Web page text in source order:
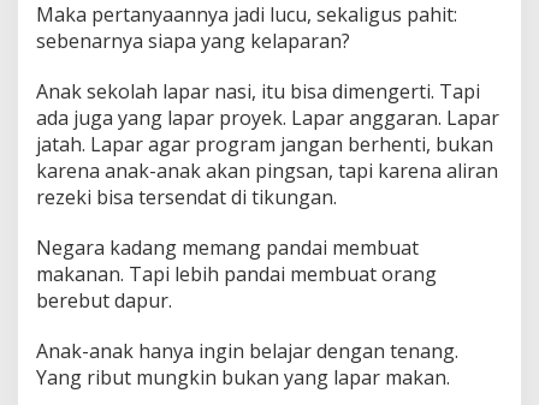
Maka pertanyaannya jadi lucu, sekaligus pahit:
sebenarnya siapa yang kelaparan?
Anak sekolah lapar nasi, itu bisa dimengerti. Tapi
ada juga yang lapar proyek. Lapar anggaran. Lapar
jatah. Lapar agar program jangan berhenti, bukan
karena anak-anak akan pingsan, tapi karena aliran
rezeki bisa tersendat di tikungan.
Negara kadang memang pandai membuat
makanan. Tapi lebih pandai membuat orang
berebut dapur.
Anak-anak hanya ingin belajar dengan tenang.
Yang ribut mungkin bukan yang lapar makan.